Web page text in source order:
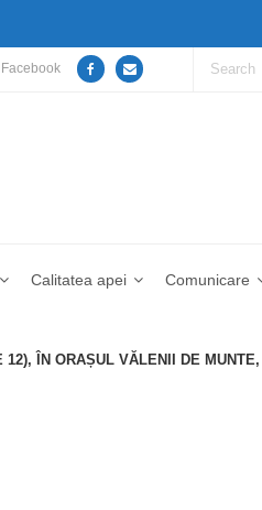
Facebook
Calitatea apei Comunicare
ÎN ORAȘUL VĂLENII DE